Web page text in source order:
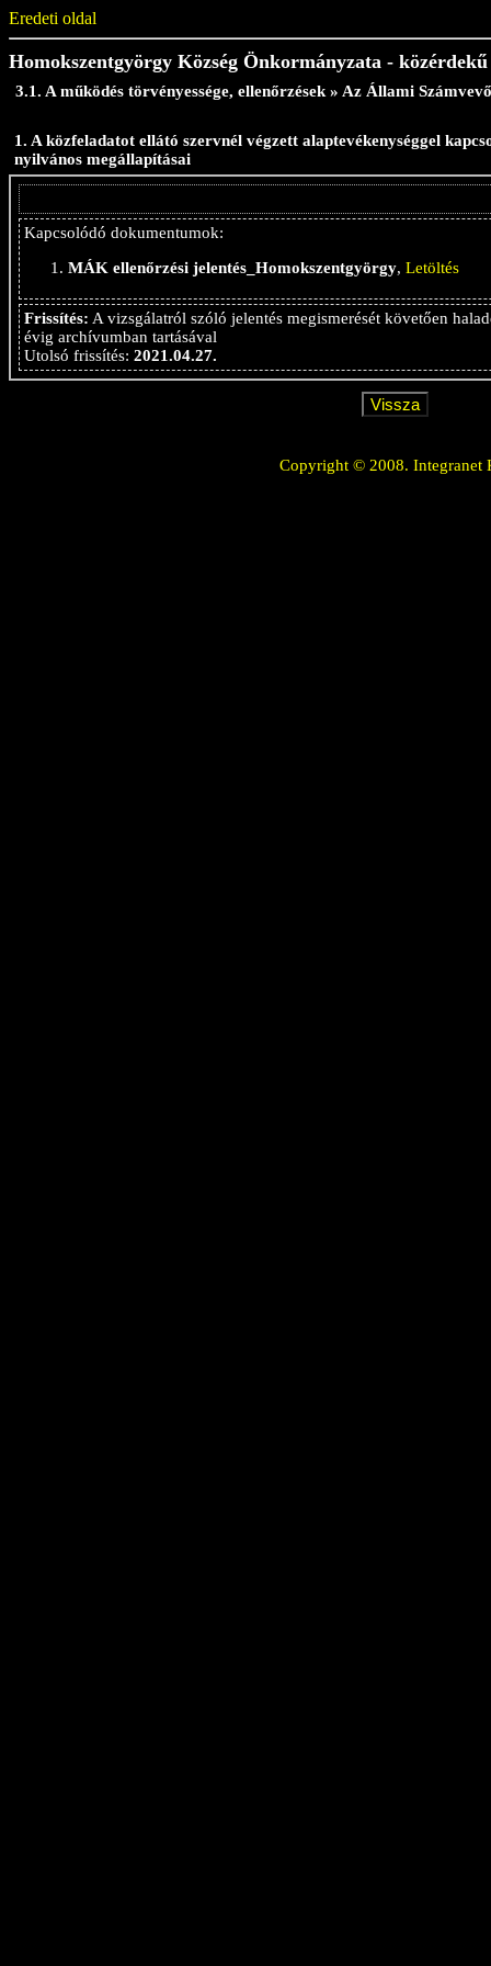
Eredeti oldal
Homokszentgyörgy Község Önkormányzata -
3.1. A működés törvényessége, ellenőrzések » Az Állami
1. A közfeladatot ellátó szervnél végzett alaptevékenységgel
nyilvános megállapításai
Kapcsolódó dokumentumok:
MÁK ellenőrzési jelentés_Homokszentgyörgy, Letöltés
Frissítés: A vizsgálatról szóló jelentés megismerését követően
évig archívumban tartásával
Utolsó frissítés: 2021.04.27.
Copyright © 2008. Integranet